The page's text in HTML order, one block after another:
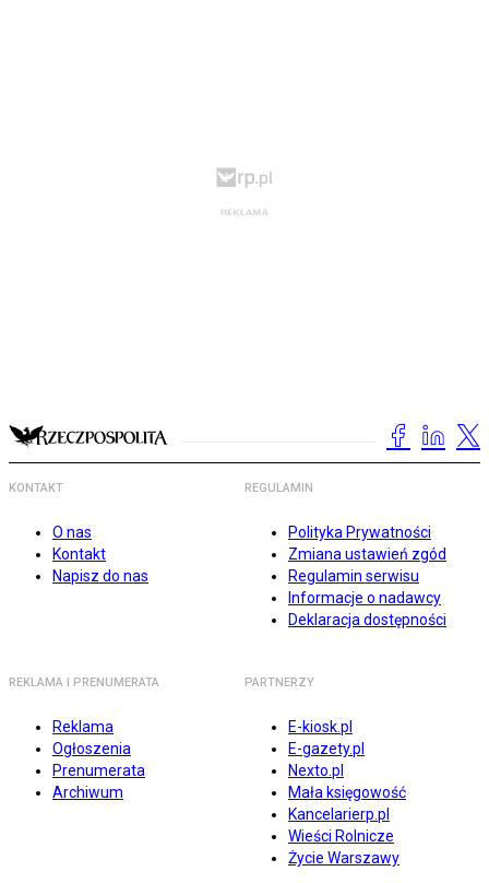
KONTAKT
O nas
Kontakt
Napisz do nas
REGULAMIN
Polityka Prywatności
Zmiana ustawień zgód
Regulamin serwisu
Informacje o nadawcy
Deklaracja dostępności
REKLAMA I PRENUMERATA
Reklama
Ogłoszenia
Prenumerata
Archiwum
PARTNERZY
E-kiosk.pl
E-gazety.pl
Nexto.pl
Mała księgowość
Kancelarierp.pl
Wieści Rolnicze
Życie Warszawy